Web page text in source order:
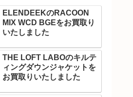
ELENDEEKのRACOON
MIX WCD BGEをお買取り
いたしました
THE LOFT LABOのキルテ
ィングダウンジャケットを
お買取りいたしました